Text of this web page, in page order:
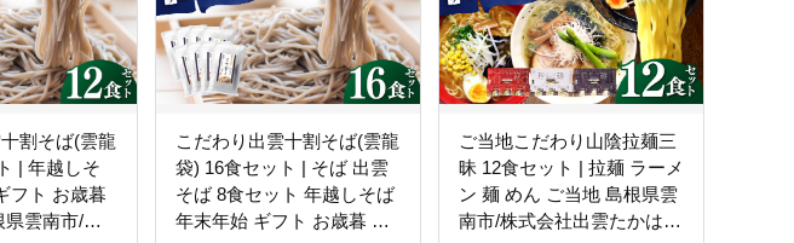
割そば(雲龍
| 年越しそ
フト お歳暮
県雲南市/株
こだわり出雲十割そば(雲龍
袋) 16食セット | そば 出雲
そば 8食セット 年越しそば
年末年始 ギフト お歳暮 な
ご当地こだわり山陰拉麺三
昧 12食セット | 拉麺 ラーメ
ン 麺 めん ご当地 島根県雲
南市/株式会社出雲たかはし